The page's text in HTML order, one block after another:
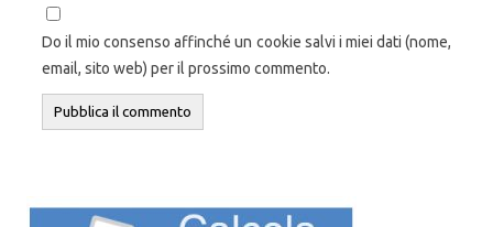
Do il mio consenso affinché un cookie salvi i miei dati (nome,
email, sito web) per il prossimo commento.